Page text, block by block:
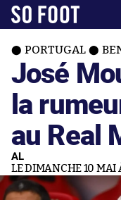
PORTUGAL
José
la
au Real
AL
LE DIMANCHE 10 MAI